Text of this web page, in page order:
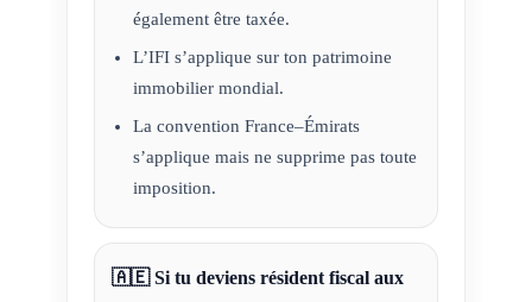
également être taxée.
L’IFI s’applique sur ton patrimoine
immobilier mondial.
La convention France–Émirats
s’applique mais ne supprime pas toute
imposition.
🇦🇪 Si tu deviens résident fiscal aux